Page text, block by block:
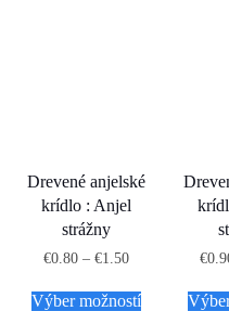
Drevené anjelské
krídlo : Anjel
strážny
€0.80– €1.50
Výber možností
€